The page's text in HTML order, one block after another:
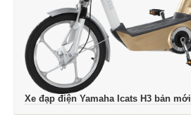
Xe đạp điện Yamaha Icats H3 bản mới